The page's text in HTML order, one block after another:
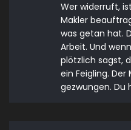
Wer widerruft,
Makler
was getan hat.
Arbeit. Und
plötzlich sagst,
ein Feigling.
gezwungen. Du